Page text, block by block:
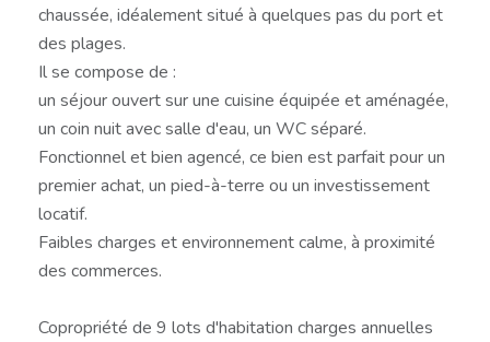
chaussée, idéalement situé à quelques pas du port et
des plages.
Il se compose de :
un séjour ouvert sur une cuisine équipée et aménagée,
un coin nuit avec salle d'eau, un WC séparé.
Fonctionnel et bien agencé, ce bien est parfait pour un
premier achat, un pied-à-terre ou un investissement
locatif.
Faibles charges et environnement calme, à proximité
des commerces.
Copropriété de 9 lots d'habitation charges annuelles